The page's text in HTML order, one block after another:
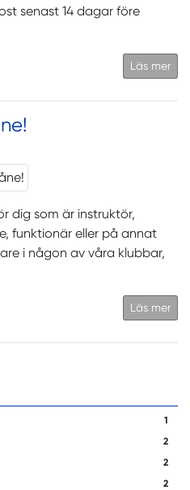
1
2
2
2
senast 14 dagar före
Läs mer
dig som är instruktör,
funktionär eller på annat
i någon av våra klubbar,
Läs mer